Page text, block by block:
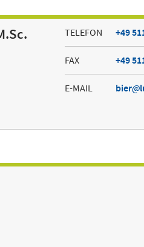
TELEFON +49
FAX +49
E-MAIL bier